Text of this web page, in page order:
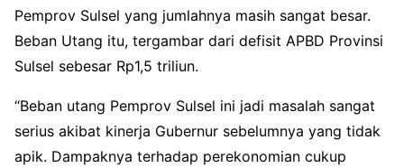
Pemprov Sulsel yang jumlahnya masih sangat besar.
Beban Utang itu, tergambar dari defisit APBD Provinsi
Sulsel sebesar Rp1,5 triliun.
“Beban utang Pemprov Sulsel ini jadi masalah sangat
serius akibat kinerja Gubernur sebelumnya yang tidak
apik. Dampaknya terhadap perekonomian cukup